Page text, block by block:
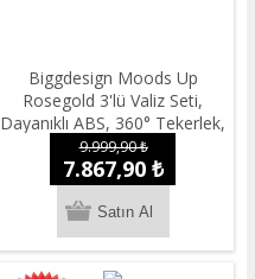
Biggdesign Moods Up
Rosegold 3'lü Valiz Seti,
Dayanıklı ABS, 360° Tekerlek,
Şifreli Kilit, Hafif
9.999,90 ₺
7.867,90 ₺